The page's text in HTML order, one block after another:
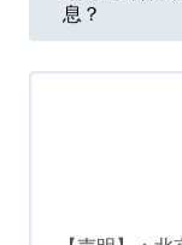
息？